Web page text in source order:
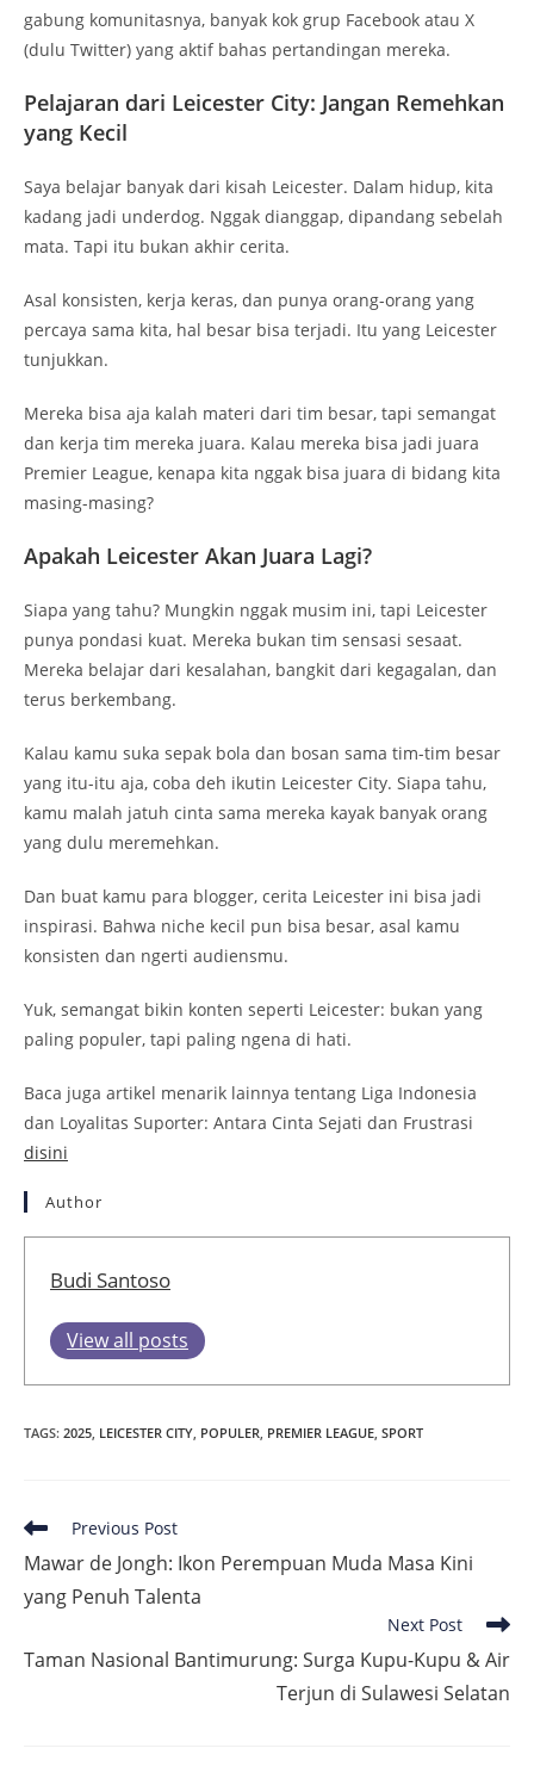
gabung komunitasnya, banyak kok grup Facebook atau X
(dulu Twitter) yang aktif bahas pertandingan mereka.
Pelajaran dari Leicester City: Jangan Remehkan
yang Kecil
Saya belajar banyak dari kisah Leicester. Dalam hidup, kita
kadang jadi underdog. Nggak dianggap, dipandang sebelah
mata. Tapi itu bukan akhir cerita.
Asal konsisten, kerja keras, dan punya orang-orang yang
percaya sama kita, hal besar bisa terjadi. Itu yang Leicester
tunjukkan.
Mereka bisa aja kalah materi dari tim besar, tapi semangat
dan kerja tim mereka juara. Kalau mereka bisa jadi juara
Premier League, kenapa kita nggak bisa juara di bidang kita
masing-masing?
Apakah Leicester Akan Juara Lagi?
Siapa yang tahu? Mungkin nggak musim ini, tapi Leicester
punya pondasi kuat. Mereka bukan tim sensasi sesaat.
Mereka belajar dari kesalahan, bangkit dari kegagalan, dan
terus berkembang.
Kalau kamu suka sepak bola dan bosan sama tim-tim besar
yang itu-itu aja, coba deh ikutin Leicester City. Siapa tahu,
kamu malah jatuh cinta sama mereka kayak banyak orang
yang dulu meremehkan.
Dan buat kamu para blogger, cerita Leicester ini bisa jadi
inspirasi. Bahwa niche kecil pun bisa besar, asal kamu
konsisten dan ngerti audiensmu.
Yuk, semangat bikin konten seperti Leicester: bukan yang
paling populer, tapi paling ngena di hati.
Baca juga artikel menarik lainnya tentang Liga Indonesia
dan Loyalitas Suporter: Antara Cinta Sejati dan Frustrasi
disini
Author
Budi Santoso
View all posts
TAGS: 2025 LEICESTER CITY POPULER PREMIER LEAGUE SPORT
Read
articles
Previous Post
Mawar de Jongh: Ikon Perempuan Muda Masa Kini
yang Penuh Talenta
Next Post
Taman Nasional Bantimurung: Surga Kupu-Kupu & Air
Terjun di Sulawesi Selatan